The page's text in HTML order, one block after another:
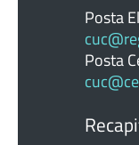
Posta
Posta